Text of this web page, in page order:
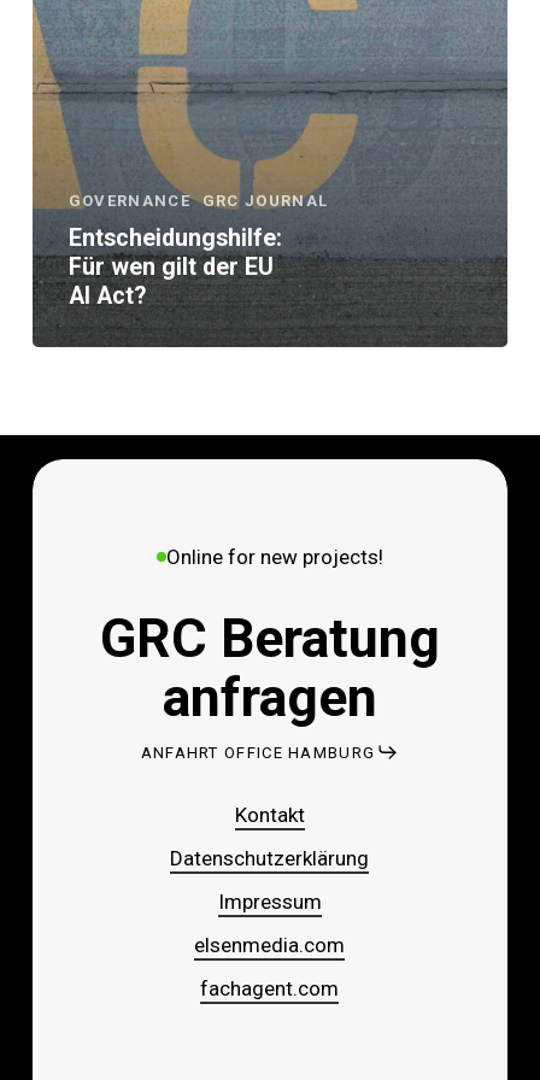
GOVERNANCE GRC JOURNAL
Entscheidungshilfe:
Für wen gilt der EU
AI Act?
Online for new projects!
GRC Beratung
anfragen
ANFAHRT OFFICE HAMBURG
Kontakt
Datenschutzerklärung
Impressum
elsenmedia.com
fachagent.com